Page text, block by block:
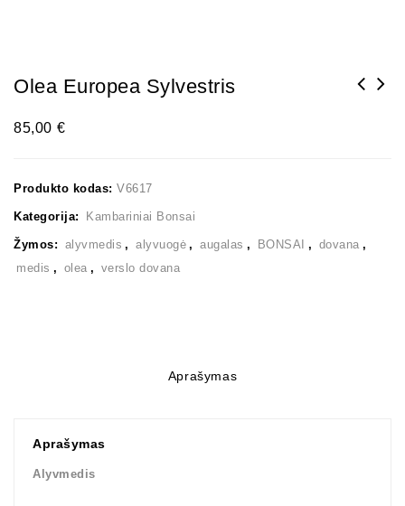
Olea Europea Sylvestris
85,00 €
Produkto kodas: V6617
Kategorija: Kambariniai Bonsai
Žymos: alyvmedis , alyvuogė , augalas , BONSAI , dovana ,
medis , olea , verslo dovana
Aprašymas
Aprašymas
Alyvmedis